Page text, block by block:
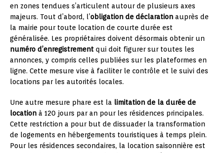
en zones tendues s’articulent autour de plusieurs axes
majeurs. Tout d’abord, l’obligation de déclaration auprès de
la mairie pour toute location de courte durée est
généralisée. Les propriétaires doivent désormais obtenir un
numéro d’enregistrement qui doit figurer sur toutes les
annonces, y compris celles publiées sur les plateformes en
ligne. Cette mesure vise à faciliter le contrôle et le suivi des
locations par les autorités locales.
Une autre mesure phare est la limitation de la durée de
location à 120 jours par an pour les résidences principales.
Cette restriction a pour but de dissuader la transformation
de logements en hébergements touristiques à temps plein.
Pour les résidences secondaires, la location saisonnière est